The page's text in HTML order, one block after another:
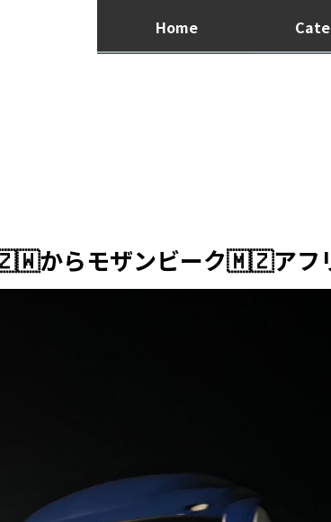
Home
からモザンビーク🇲🇿アフ